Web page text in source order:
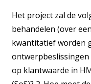
Het project zal de
behandelen (over
kwantitatief worden
ontwerpbeslissingen
op klantwaarde in